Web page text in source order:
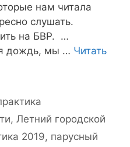
нам читала
слушать.
на БВР. …
дождь, мы … Читать
,Летний городской
2019, парусный